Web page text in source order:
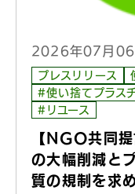
2026年07月06
プレスリリース
#使い捨てプラス
#リユース
【NGO共同
の大幅削減と
質の規制を求